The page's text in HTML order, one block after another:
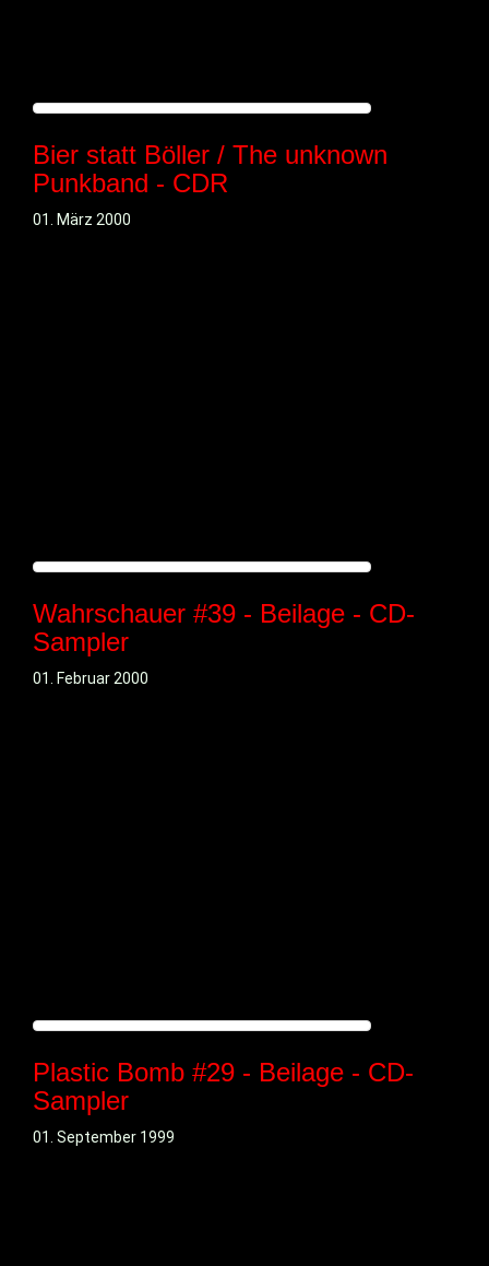
Bier statt Böller / The unknown
Punkband - CDR
01. März 2000
Wahrschauer #39 - Beilage - CD-
Sampler
01. Februar 2000
Plastic Bomb #29 - Beilage - CD-
Sampler
01. September 1999